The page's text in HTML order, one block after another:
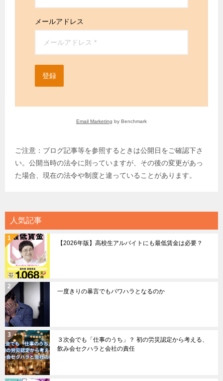
メールアドレス
登録
Email Marketing by Benchmark
ご注意：ブログ記事等を参照するときは公開日をご確認下さ
い。公開当時の法令に則っていますが、その後の変更があっ
た場合、現在の法令や制度と違っていることがあります。
人気記事
【2026年版】高校生アルバイトにも最低賃金は必要？
一度きりの暴言でもパワハラとなるのか
３次会でも「仕事のうち」？ 初の労災認定から考える、
飲み会セクハラと会社の責任